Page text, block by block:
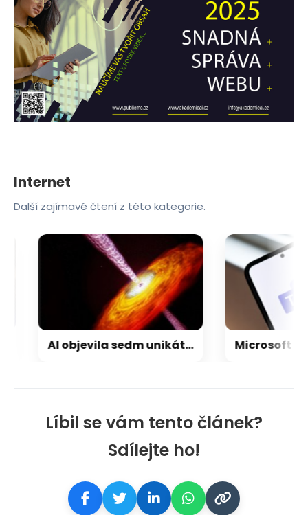
Líbil se vám tento článek?
Sdílejte ho!
Internet
Další zajímavé čtení z této kategorie.
AI objevila sedm unikátních vesmírných těles, která mohou vyřešit dlouhou záhadu